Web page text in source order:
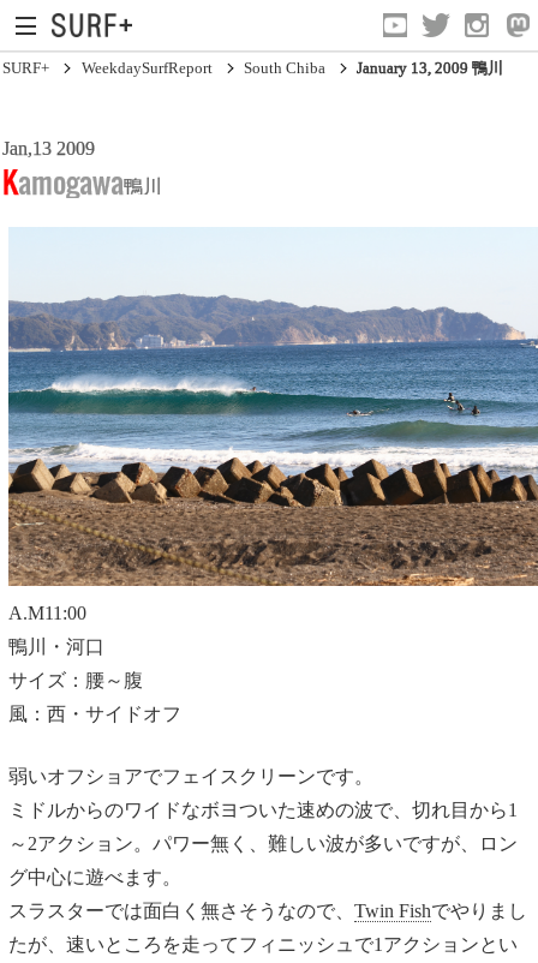
South Ibaraki
Unusually
Video Logs
Monthly Archive
SURF+ WeekdaySurfReport South Chiba January 13, 2009 鴨川
Jan,13 2009
Kamogawa鴨川
A.M11:00
鴨川・河口
サイズ：腰～腹
風：西・サイドオフ
弱いオフショアでフェイスクリーンです。
ミドルからのワイドなボヨついた速めの波で、切れ目から1
～2アクション。パワー無く、難しい波が多いですが、ロン
グ中心に遊べます。
スラスターでは面白く無さそうなので、 Twin Fishでやりまし
たが、速いところを走ってフィニッシュで1アクションとい